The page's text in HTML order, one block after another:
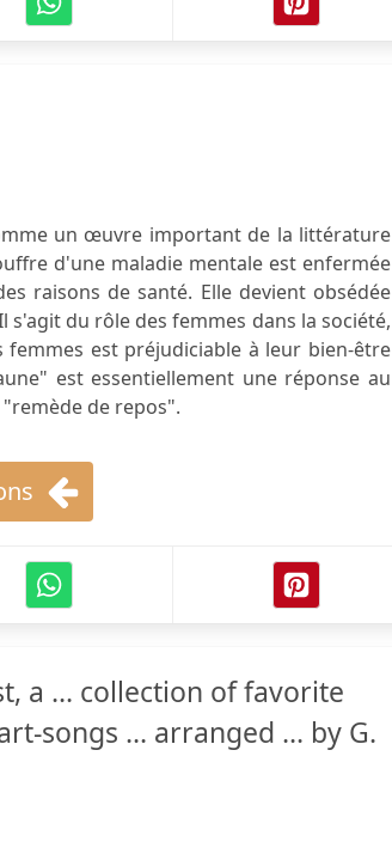
un œuvre important de la littérature
d'une maladie mentale est enfermée
raisons de santé. Elle devient obsédée
du rôle des femmes dans la société,
est préjudiciable à leur bien-être
est essentiellement une réponse au
de repos".
a ... collection of favorite
songs ... arranged ... by G.